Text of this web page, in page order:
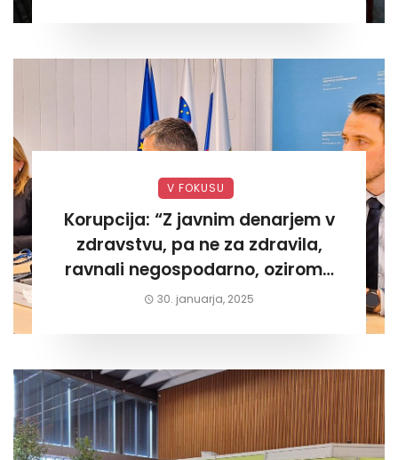
V FOKUSU
Korupcija: “Z javnim denarjem v
zdravstvu, pa ne za zdravila,
ravnali negospodarno, oziroma
za lastni žep. Tokrat na Žalskem«
30. januarja, 2025